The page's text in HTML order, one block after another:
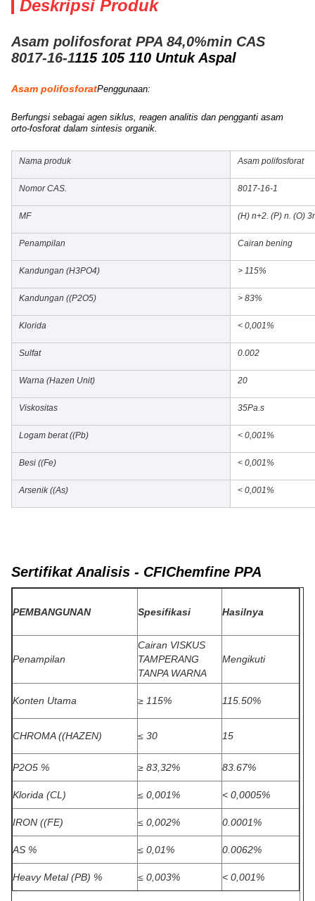
Deskripsi Produk
Asam polifosforat PPA 84,0%min CAS
8017-16-1115 105 110 Untuk Aspal
Asam polifosforatPenggunaan:
Berfungsi sebagai agen siklus, reagen analitis dan pengganti asam
orto-fosforat dalam sintesis organik.
Nama produk Asam polifosforat
Nomor CAS. 8017-16-1
MF (H) n+2. (P) n. (O)
Penampilan Cairan bening
Kandungan (H3PO4) > 115%
Kandungan ((P2O5) > 83%
Klorida < 0,001%
Sulfat 0.002
Warna (Hazen Unit) 20
Viskositas 35Pa.s
Logam berat ((Pb) < 0,001%
Besi ((Fe) < 0,001%
Arsenik ((As) < 0,001%
Sertifikat Analisis - CFIChemfine PPA
PEMBANGUNAN Spesifikasi Hasilnya
Penampilan
Cairan VISKUS
TAMPERANG
TANPA WARNA
Mengikuti
Konten Utama ≥ 115% 115.50%
CHROMA ((HAZEN) ≤ 30 15
P2O5 % ≥ 83,32% 83.67%
Klorida (CL) ≤ 0,001% < 0,0005%
IRON ((FE) ≤ 0,002% 0.0001%
AS % ≤ 0,01% 0.0062%
Heavy Metal (PB) % ≤ 0,003% < 0,001%